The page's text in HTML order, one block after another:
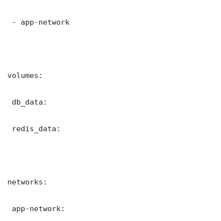
- app-network
volumes:
db_data:
redis_data:
networks:
app-network: